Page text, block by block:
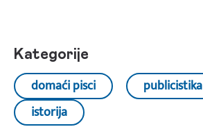
Kategorije
domaći pisci
publicistika
istorija